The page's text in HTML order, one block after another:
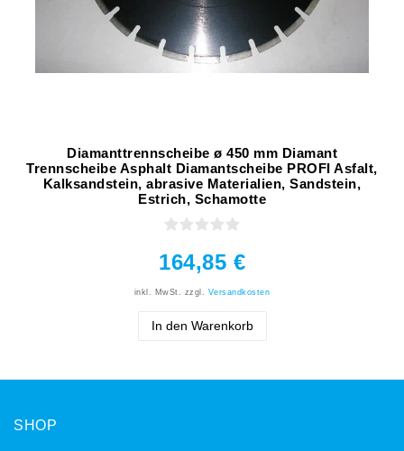
Diamanttrennscheibe ø 450 mm Diamant
Trennscheibe Asphalt Diamantscheibe PROFI Asfalt,
Kalksandstein, abrasive Materialien, Sandstein,
Estrich, Schamotte
164,85 €
inkl. MwSt. zzgl. Versandkosten
In den Warenkorb
SHOP